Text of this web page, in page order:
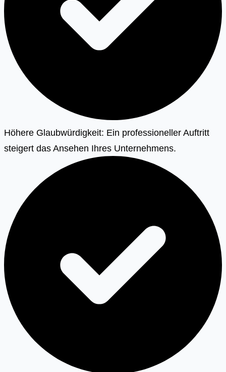
Höhere Glaubwürdigkeit: Ein professioneller Auftritt
steigert das Ansehen Ihres Unternehmens.